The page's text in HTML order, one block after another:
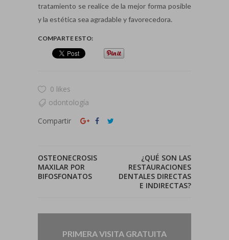
tratamiento se realice de la mejor forma posible
y la estética sea agradable y favorecedora.
COMPARTE ESTO:
0 likes
odontología
Compartir
OSTEONECROSIS
MAXILAR POR
BIFOSFONATOS
¿QUÉ SON LAS
RESTAURACIONES
DENTALES DIRECTAS
E INDIRECTAS?
PRIMERA VISITA GRATUITA